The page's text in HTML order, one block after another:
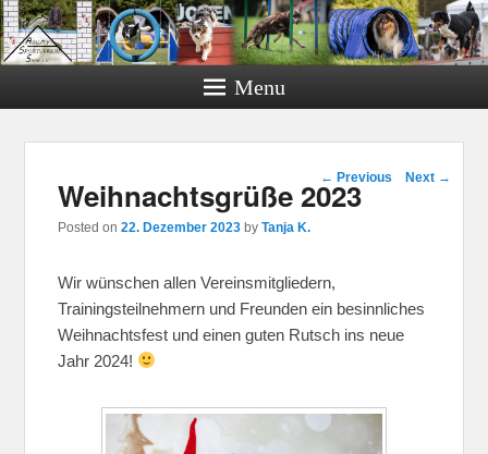
Menu
Post navigation
← Previous Next →
Weihnachtsgrüße 2023
Posted on22. Dezember 2023 byTanja K.
Wir wünschen allen Vereinsmitgliedern,
Trainingsteilnehmern und Freunden ein besinnliches
Weihnachtsfest und einen guten Rutsch ins neue
Jahr 2024!